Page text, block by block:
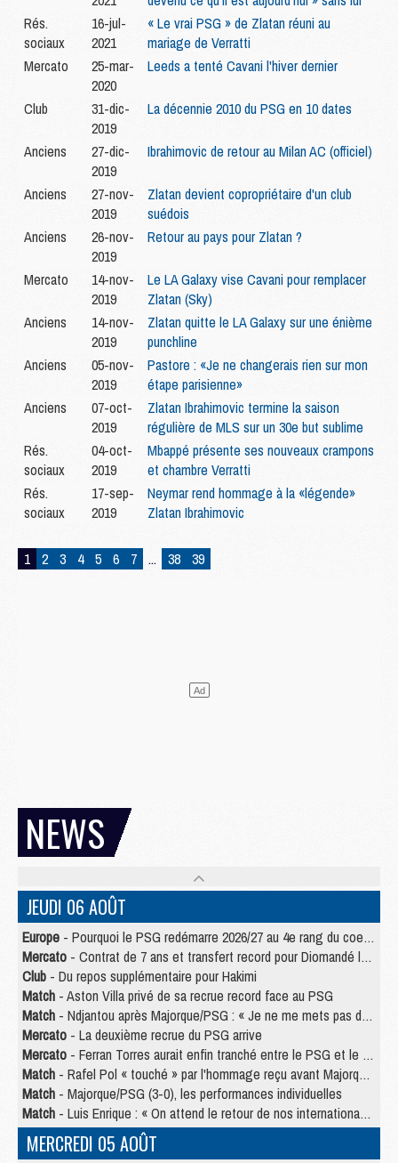
Rés.
sociaux
16-jul-
2021
« Le vrai PSG » de Zlatan réuni au
mariage de Verratti
Mercato
25-mar-
2020
Leeds a tenté Cavani l'hiver dernier
Club
31-dic-
2019
La décennie 2010 du PSG en 10 dates
Anciens
27-dic-
2019
Ibrahimovic de retour au Milan AC (officiel)
Anciens
27-nov-
2019
Zlatan devient copropriétaire d'un club
suédois
Anciens
26-nov-
2019
Retour au pays pour Zlatan ?
Mercato
14-nov-
2019
Le LA Galaxy vise Cavani pour remplacer
Zlatan (Sky)
Anciens
14-nov-
2019
Zlatan quitte le LA Galaxy sur une énième
punchline
Anciens
05-nov-
2019
Pastore : «Je ne changerais rien sur mon
étape parisienne»
Anciens
07-oct-
2019
Zlatan Ibrahimovic termine la saison
régulière de MLS sur un 30e but sublime
Rés.
sociaux
04-oct-
2019
Mbappé présente ses nouveaux crampons
et chambre Verratti
Rés.
sociaux
17-sep-
2019
Neymar rend hommage à la «légende»
Zlatan Ibrahimovic
1 2 3 4 5 6 7 ... 38 39
NEWS
JEUDI 06 AOÛT
Europe - Pourquoi le PSG redémarre 2026/27 au 4e rang du coefficient UEFA
Mercato - Contrat de 7 ans et transfert record pour Diomandé loin du PSG
Club - Du repos supplémentaire pour Hakimi
Match - Aston Villa privé de sa recrue record face au PSG
Match - Ndjantou après Majorque/PSG : « Je ne me mets pas de plafond »
Mercato - La deuxième recrue du PSG arrive
Mercato - Ferran Torres aurait enfin tranché entre le PSG et le Barça
Match - Rafel Pol « touché » par l'hommage reçu avant Majorque/PSG
Match - Majorque/PSG (3-0), les performances individuelles
Match - Luis Enrique : « On attend le retour de nos internationaux »
MERCREDI 05 AOÛT